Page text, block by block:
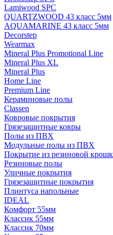
Lamiwood SPC
QUARTZWOOD 43 класс 5мм
AQUAMARINE 43 класс 5мм
Decorstep
Wearmax
Mineral Plus Promotional Line
Mineral Plus XL
Mineral Plus
Home Line
Premium Line
Кераминовые полы
Classen
Ковровые покрытия
Грязезащитные ковры
Полы из ПВХ
Модульные полы из ПВХ
Покрытие из резиновой
Резиновые полы
Уличные покрытия
Грязезащитные покрытия
Плинтуса напольные
IDEAL
Комфорт 55мм
Классик 55мм
Классик 70мм